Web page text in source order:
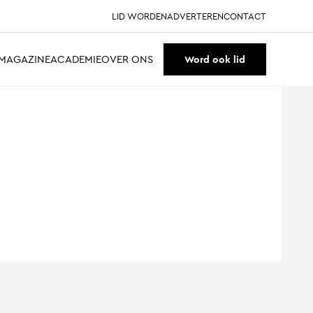
LID WORDENADVERTERENCONTACT
ACADEMIEOVER ONS Word ook lid